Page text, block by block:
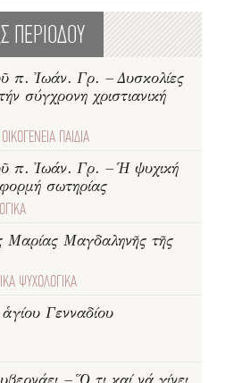
ΠΕΡΙΟΔΟΥ
π. Ἰωάν. Γρ. – Δυσκολίες
σύγχρονη χριστιανική
ΠΑΙΔΙΑ
π. Ἰωάν. Γρ. – Ἡ ψυχική
σωτηρίας
Μαρίας Μαγδαληνῆς τῆς
ΨΥΧΟΛΟΓΙΚΑ
Γενναδίου